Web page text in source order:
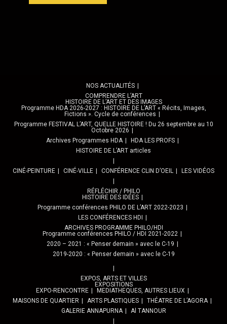
NOS ACTUALITÉS
COMPRENDRE L’ART
HISTOIRE DE L’ART ET DES IMAGES
Programme HDA 2026-2027 : HISTOIRE DE L’ART « Récits, Images,
Fictions ». Cycle de conférences
Programme FESTIVAL L’ART, QUELLE HISTOIRE ! Du 26 septembre au 10
Octobre 2026
Archives Programmes HDA
HDA LES PROFS
HISTOIRE DE L’ART articles
CINÉ-PEINTURE CINÉ-VILLE CONFÉRENCE CLIN D’OEIL LES VIDÉOS
RÉFLÉCHIR / PHILO
HISTOIRE DES IDÉES
Programme conférences PHILO DE L’ART 2022-2023
LES CONFÉRENCES HDI
ARCHIVES PROGRAMME PHILO/HDI
Programme conférences PHILO / HDI 2021-2022
2020 – 2021 : « Penser demain » avec le C-19
2019-2020 : « Penser demain » avec le C-19
EXPOS, ARTS ET VILLES
EXPOSITIONS
EXPO-RENCONTRE
MEDIATHEQUES, AUTRES LIEUX
MAISONS DE QUARTIER
ARTS PLASTIQUES
THÉATRE DE L’AGORA
GALERIE ANNAPURNA
Al TANNOUR